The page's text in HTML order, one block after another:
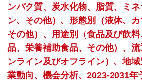
ンパク質、炭水化物、脂質、ミ
ン、その他）、形態別（液体、カ
その他）、用途別（食品及び飲
品、栄養補助食品、その他）、
ンライン及びオフライン）、地
業動向、機会分析、2023-2031年